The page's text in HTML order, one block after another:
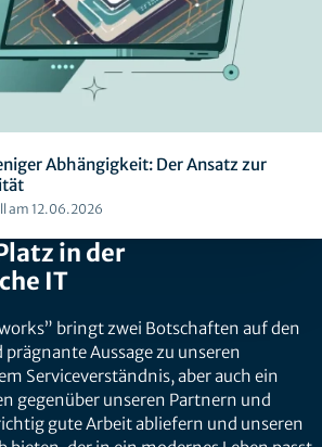
Abhängigkeit: Der Ansatz zur
am 12.06.2026
in der
IT
bringt zwei Botschaften auf den
Aussage zu unseren
Serviceverständnis, aber auch ein
gegenüber unseren Partnern und
gute Arbeit abliefern und unseren